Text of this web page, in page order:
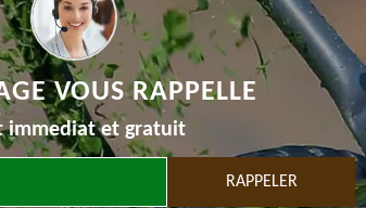
VOUS RAPPELLE
immediat et gratuit